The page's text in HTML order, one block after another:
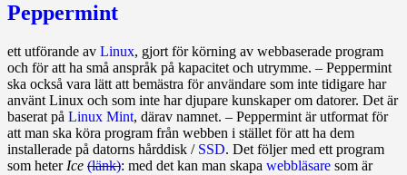
Peppermint
ett utförande av Linux, gjort för körning av webbaserade program
och för att ha små anspråk på kapacitet och utrymme. – Peppermint
ska också vara lätt att bemästra för användare som inte tidigare har
använt Linux och som inte har djupare kunskaper om datorer. Det är
baserat på Linux Mint, därav namnet. – Peppermint är utformat för
att man ska köra program från webben i stället för att ha dem
installerade på datorns hårddisk / SSD. Det följer med ett program
som heter Ice (länk): med det kan man skapa webbläsare som är